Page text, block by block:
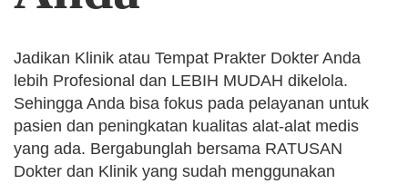
Jadikan Klinik atau Tempat Prakter Dokter Anda
lebih Profesional dan LEBIH MUDAH dikelola.
Sehingga Anda bisa fokus pada pelayanan untuk
pasien dan peningkatan kualitas alat-alat medis
yang ada. Bergabunglah bersama RATUSAN
Dokter dan Klinik yang sudah menggunakan